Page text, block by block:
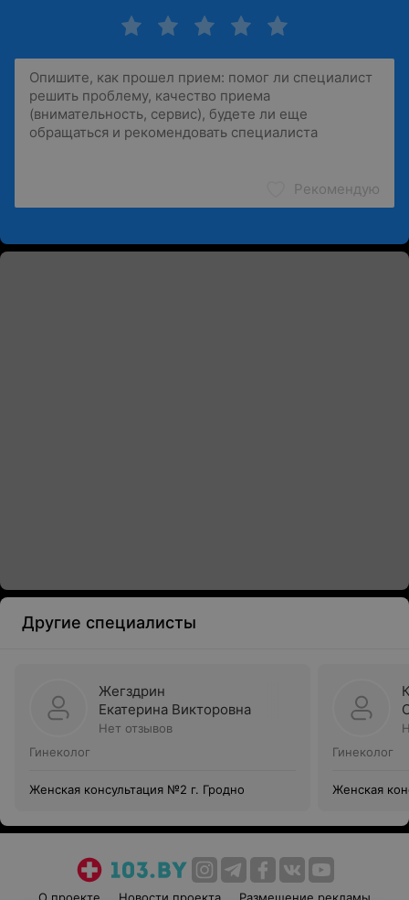
Рекомендую
Другие специалисты
Жегздрин
Екатерина Викторовна
Нет отзывов
Гинеколог
Женская консультация №2 г. Гродно
Гинеколог
Женская